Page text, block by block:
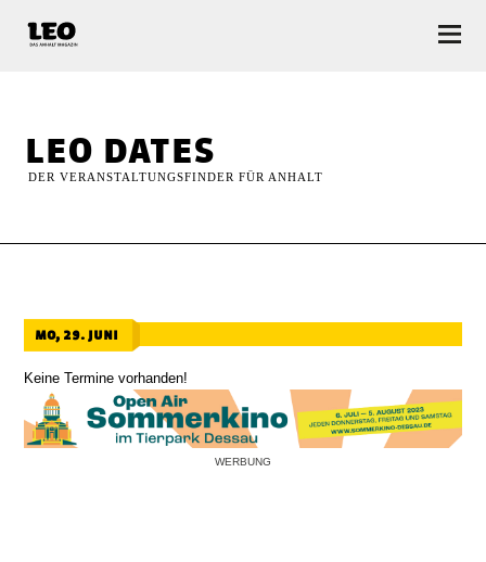
leo dates
DER VERANSTALTUNGSFINDER FÜR ANHALT
mo, 29. juni
Keine Termine vorhanden!
WERBUNG